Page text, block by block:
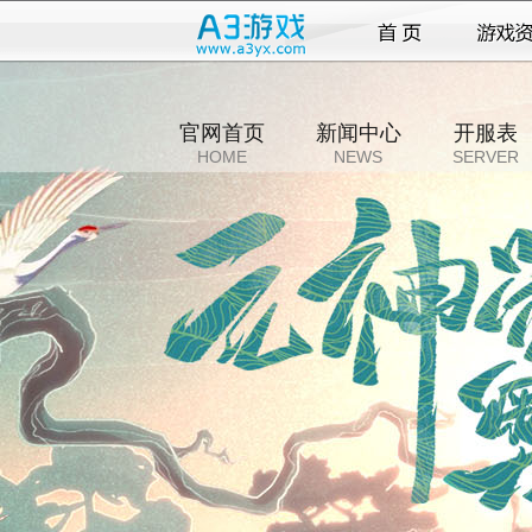
官网首页
HOME
新闻中心
NEWS
开服表
SERVER